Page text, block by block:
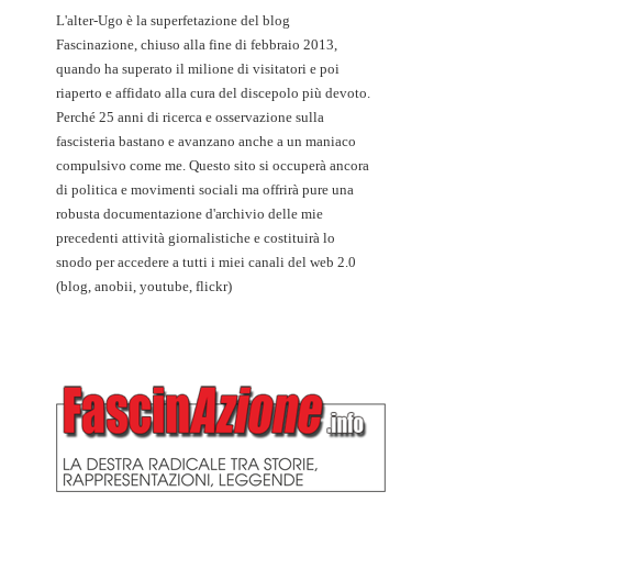
L'alter-Ugo è la superfetazione del blog
Fascinazione, chiuso alla fine di febbraio 2013,
quando ha superato il milione di visitatori e poi
riaperto e affidato alla cura del discepolo più devoto.
Perché 25 anni di ricerca e osservazione sulla
fascisteria bastano e avanzano anche a un maniaco
compulsivo come me. Questo sito si occuperà ancora
di politica e movimenti sociali ma offrirà pure una
robusta documentazione d'archivio delle mie
precedenti attività giornalistiche e costituirà lo
snodo per accedere a tutti i miei canali del web 2.0
(blog, anobii, youtube, flickr)